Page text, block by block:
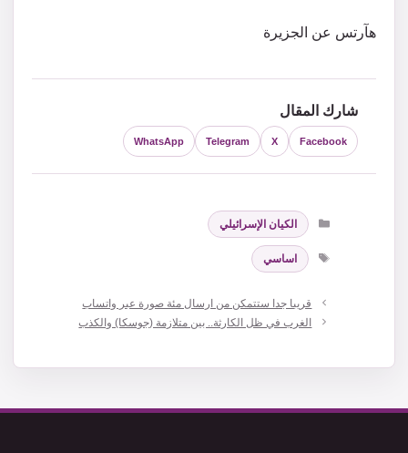
هآرتس عن الجزيرة
شارك المقال
Facebook
X
Telegram
WhatsApp
التصنيفات
الكيان الإسرائيلي
الوسوم
اساسي
قريبا جدا ستتمكن من ارسال مئة صورة عبر واتساب
الغرب في ظل الكارثة.. بين متلازمة (جوسكا) والكذب